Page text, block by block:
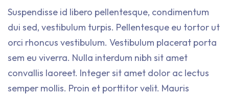
Suspendisse id libero pellentesque, condimentum
dui sed, vestibulum turpis. Pellentesque eu tortor ut
orci rhoncus vestibulum. Vestibulum placerat porta
sem eu viverra. Nulla interdum nibh sit amet
convallis laoreet. Integer sit amet dolor ac lectus
semper mollis. Proin et porttitor velit. Mauris